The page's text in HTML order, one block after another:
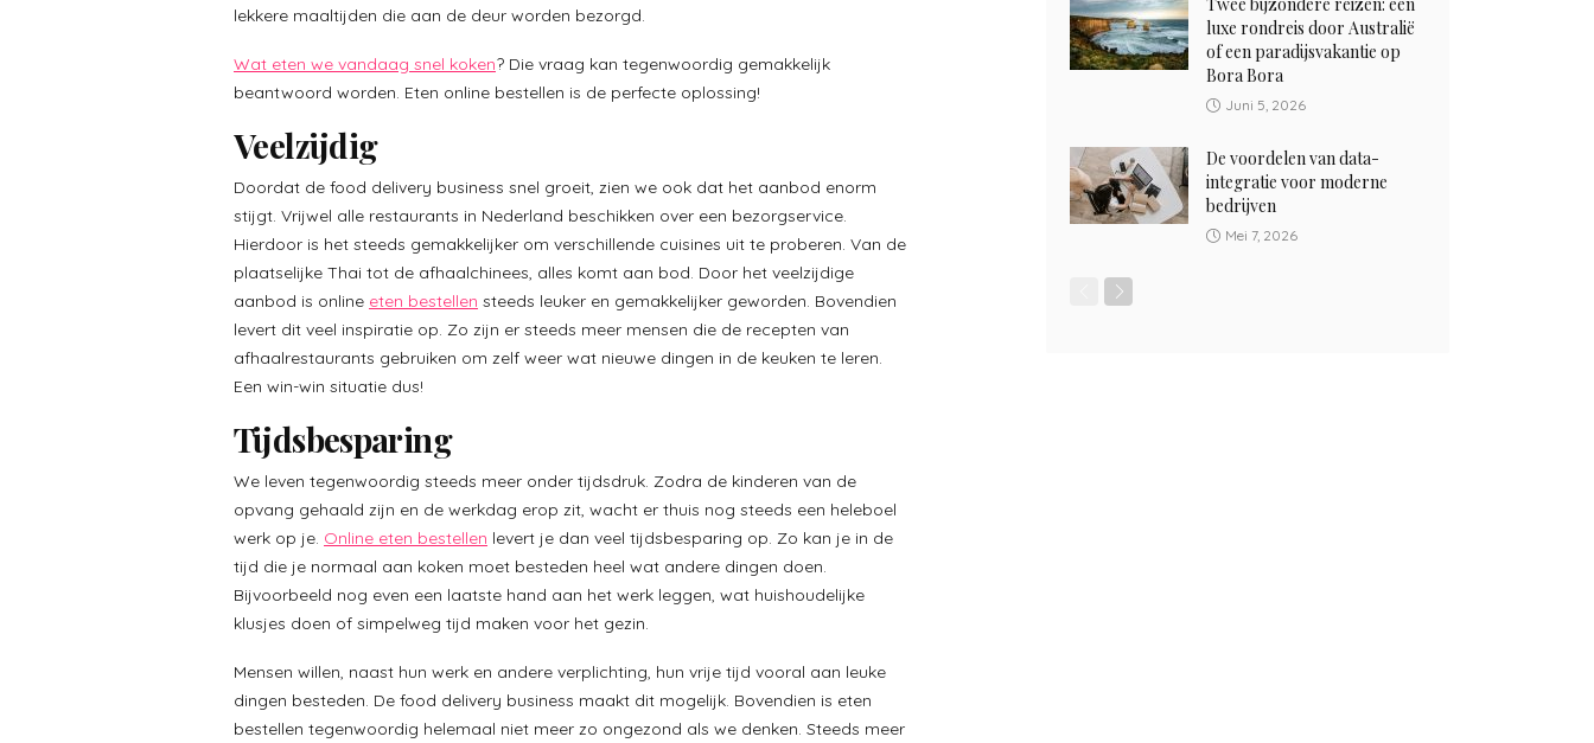
lekkere maaltijden die aan de deur worden bezorgd.
Wat eten we vandaag snel koken? Die vraag kan tegenwoordig gemakkelijk
beantwoord worden. Eten online bestellen is de perfecte oplossing!
Veelzijdig
Doordat de food delivery business snel groeit, zien we ook dat het aanbod enorm
stijgt. Vrijwel alle restaurants in Nederland beschikken over een bezorgservice.
Hierdoor is het steeds gemakkelijker om verschillende cuisines uit te proberen. Van de
plaatselijke Thai tot de afhaalchinees, alles komt aan bod. Door het veelzijdige
aanbod is online eten bestellen steeds leuker en gemakkelijker geworden. Bovendien
levert dit veel inspiratie op. Zo zijn er steeds meer mensen die de recepten van
afhaalrestaurants gebruiken om zelf weer wat nieuwe dingen in de keuken te leren.
Een win-win situatie dus!
Tijdsbesparing
We leven tegenwoordig steeds meer onder tijdsdruk. Zodra de kinderen van de
opvang gehaald zijn en de werkdag erop zit, wacht er thuis nog steeds een heleboel
werk op je. Online eten bestellen levert je dan veel tijdsbesparing op. Zo kan je in de
tijd die je normaal aan koken moet besteden heel wat andere dingen doen.
Bijvoorbeeld nog even een laatste hand aan het werk leggen, wat huishoudelijke
klusjes doen of simpelweg tijd maken voor het gezin.
Mensen willen, naast hun werk en andere verplichting, hun vrije tijd vooral aan leuke
dingen besteden. De food delivery business maakt dit mogelijk. Bovendien is eten
bestellen tegenwoordig helemaal niet meer zo ongezond als we denken. Steeds meer
luxe rondreis door Australië
of een paradijsvakantie op
Bora Bora
Juni 5, 2026
De voordelen van data-
integratie voor moderne
bedrijven
Mei 7, 2026